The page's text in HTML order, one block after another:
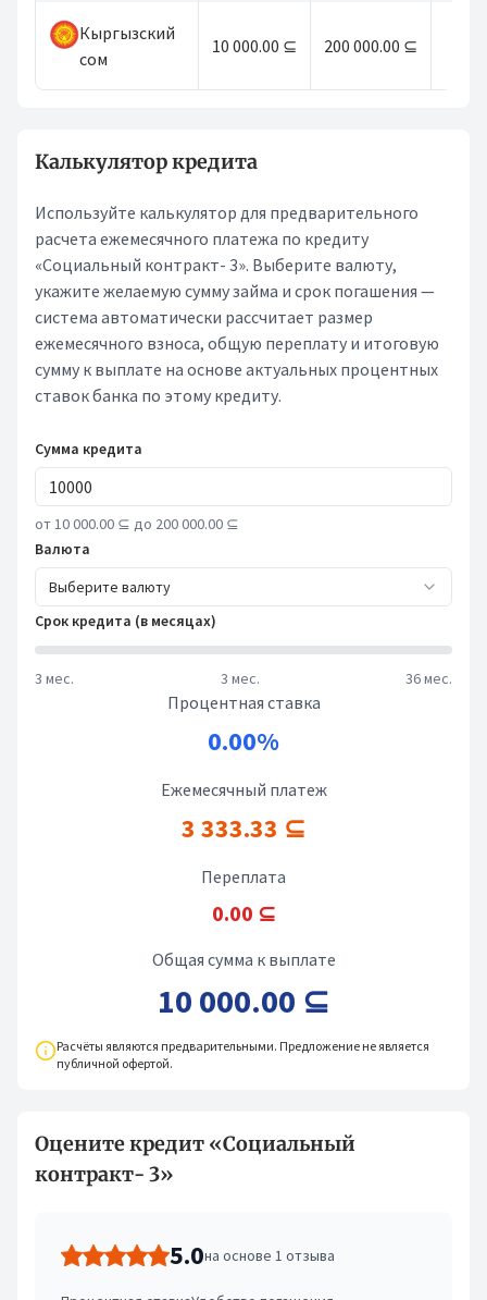
Кыргызский
сом
10 000.00 ⊆ 200 000.00 ⊆
Калькулятор кредита
Используйте калькулятор для предварительного
расчета ежемесячного платежа по кредиту
«Социальный контракт- 3». Выберите валюту,
укажите желаемую сумму займа и срок погашения —
система автоматически рассчитает размер
ежемесячного взноса, общую переплату и итоговую
сумму к выплате на основе актуальных процентных
ставок банка по этому кредиту.
Сумма кредита
от 10 000.00 ⊆ до 200 000.00 ⊆
Валюта
Выберите валюту
Срок кредита (в месяцах)
3 мес. 3 мес. 36 мес.
Процентная ставка
0.00%
Ежемесячный платеж
3 333.33 ⊆
Переплата
0.00 ⊆
Общая сумма к выплате
10 000.00 ⊆
Расчёты являются предварительными. Предложение не является
публичной офертой.
Оцените кредит «Социальный
контракт- 3»
5.0на основе 1 отзыва